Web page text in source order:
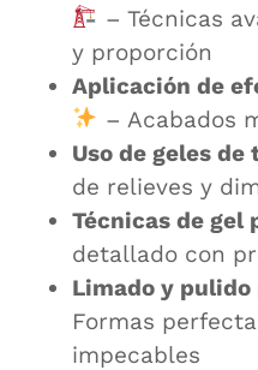
– Técnicas
y proporción
Aplicación de
– Acabados
Uso de geles de
de relieves y
Técnicas de gel
detallado con
Limado y
Formas
impecables